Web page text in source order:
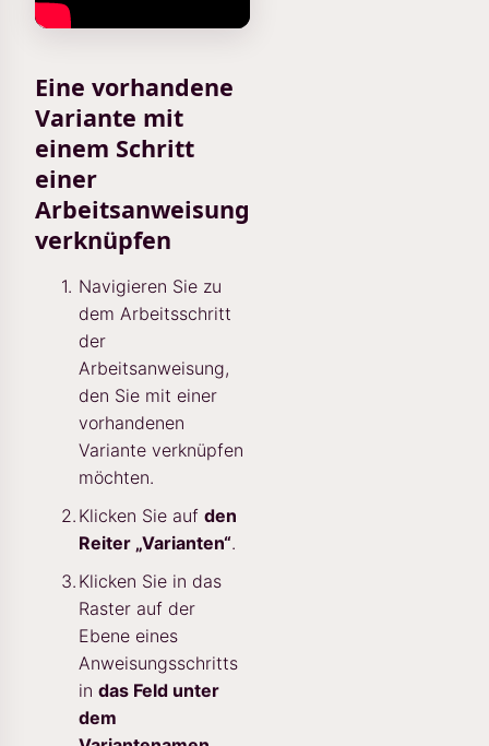
Eine vorhandene
Variante mit
einem Schritt
einer
Arbeitsanweisung
verknüpfen
Navigieren Sie zu
dem Arbeitsschritt
der
Arbeitsanweisung,
den Sie mit einer
vorhandenen
Variante verknüpfen
möchten.
Klicken Sie auf den
Reiter „Varianten“.
Klicken Sie in das
Raster auf der
Ebene eines
Anweisungsschritts
in das Feld unter
dem